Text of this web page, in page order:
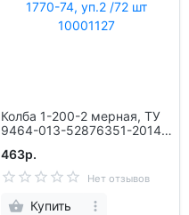
Колба 1-200-2 мерная, ТУ
9464-013-52876351-2014,
10001127
463р.
Нет отзывов
Купить